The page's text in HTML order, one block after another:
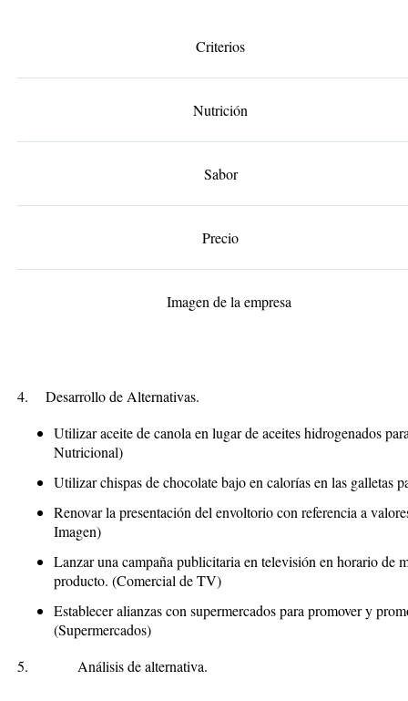
Criterios
Nutrición
Sabor
Precio
Imagen de la empresa
4.
Desarrollo de Alternativas.
Utilizar aceite de canola en lugar de aceites hidrogenados
Nutricional)
Utilizar chispas de chocolate bajo en calorías en las galletas
Renovar la presentación del envoltorio con referencia a
Imagen)
Lanzar una campaña publicitaria en televisión en horario de
producto. (Comercial de TV)
Establecer alianzas con supermercados para promover y
(Supermercados)
5.
Análisis de alternativa.